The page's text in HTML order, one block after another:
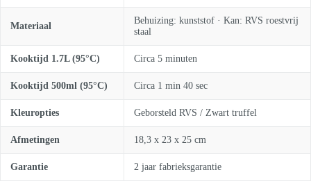
Materiaal
Behuizing: kunststof · Kan: RVS roestvrij
staal
Kooktijd 1.7L (95°C) Circa 5 minuten
Kooktijd 500ml (95°C) Circa 1 min 40 sec
Kleuropties Geborsteld RVS / Zwart truffel
Afmetingen 18,3 x 23 x 25 cm
Garantie 2 jaar fabrieksgarantie